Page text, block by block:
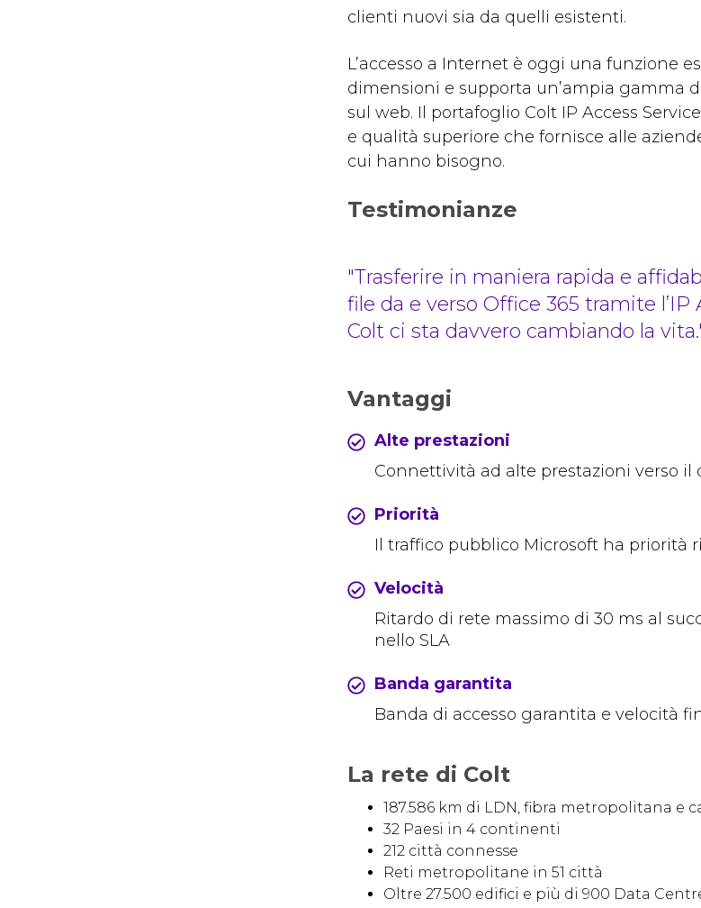
clienti nuovi sia da quelli esistenti.
L’accesso a Internet è oggi una funzione
dimensioni e supporta un’ampia gamma
sul web. Il portafoglio Colt IP Access
e qualità superiore che fornisce alle
cui hanno bisogno.
Testimonianze
Trasferire in maniera rapida e
file da e verso Office 365 tramite l’IP
Colt ci sta davvero cambiando la vita.
Vantaggi
Alte prestazioni
Connettività ad alte prestazioni verso
Priorità
Il traffico pubblico Microsoft ha priorità
Velocità
Ritardo di rete massimo di 30 ms al
nello SLA
Banda garantita
Banda di accesso garantita e velocità
La rete di Colt
187.586 km di LDN, fibra metropolitana
32 Paesi in 4 continenti
212 città connesse
Reti metropolitane in 51 città
Oltre 27.500 edifici e più di 900 Data